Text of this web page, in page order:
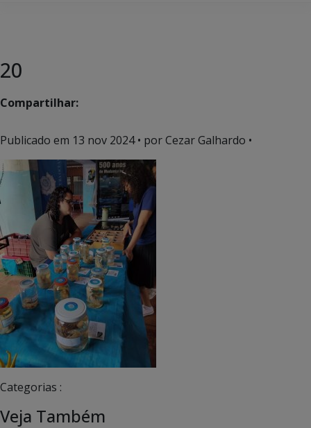
20
Compartilhar:
Publicado em 13 nov 2024• por Cezar Galhardo •
Categorias :
Veja Também